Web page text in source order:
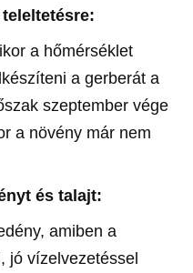
a hőmérséklet
a gerberát a
szeptember vége
a növény már nem
és talajt:
amiben a
jó vízelvezetéssel